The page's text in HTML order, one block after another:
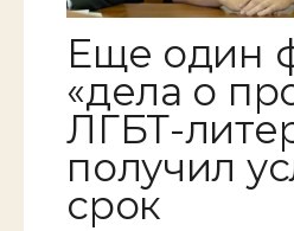
Еще один
«дела о
ЛГБТ-
получил
срок